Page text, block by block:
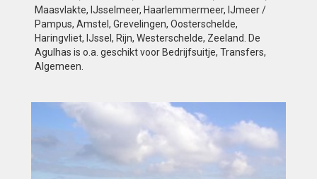
Maasvlakte, IJsselmeer, Haarlemmermeer, IJmeer /
Pampus, Amstel, Grevelingen, Oosterschelde,
Haringvliet, IJssel, Rijn, Westerschelde, Zeeland. De
Agulhas is o.a. geschikt voor Bedrijfsuitje, Transfers,
Algemeen.